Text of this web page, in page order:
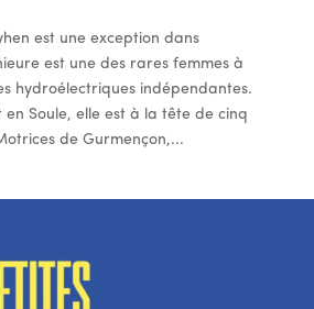
est une exception dans
est une des rares femmes à
hydroélectriques indépendantes.
Soule, elle est à la tête de cinq
de Gurmençon,...